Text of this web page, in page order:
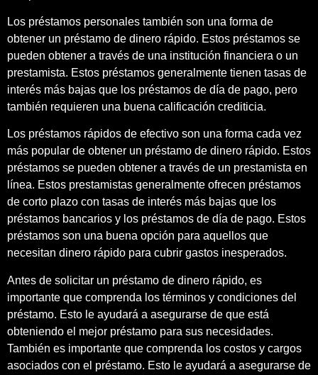
Los préstamos personales también son una forma de
obtener un préstamo de dinero rápido. Estos préstamos se
pueden obtener a través de una institución financiera o un
prestamista. Estos préstamos generalmente tienen tasas de
interés más bajas que los préstamos de día de pago, pero
también requieren una buena calificación crediticia.
Los préstamos rápidos de efectivo son una forma cada vez
más popular de obtener un préstamo de dinero rápido. Estos
préstamos se pueden obtener a través de un prestamista en
línea. Estos prestamistas generalmente ofrecen préstamos
de corto plazo con tasas de interés más bajas que los
préstamos bancarios y los préstamos de día de pago. Estos
préstamos son una buena opción para aquellos que
necesitan dinero rápido para cubrir gastos inesperados.
Antes de solicitar un préstamo de dinero rápido, es
importante que comprenda los términos y condiciones del
préstamo. Esto le ayudará a asegurarse de que está
obteniendo el mejor préstamo para sus necesidades.
También es importante que comprenda los costos y cargos
asociados con el préstamo. Esto le ayudará a asegurarse de